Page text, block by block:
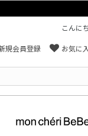
こんに
規会員登録 お気に